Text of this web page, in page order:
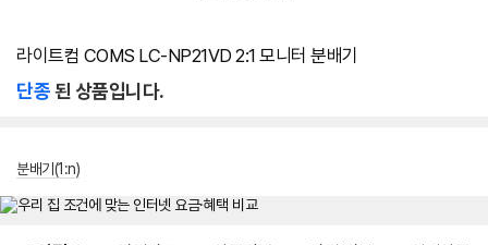
라이트컴 COMS LC-NP21VD 2:1 모니터 분배기
단종된 상품입니다.
분배기(1:n)